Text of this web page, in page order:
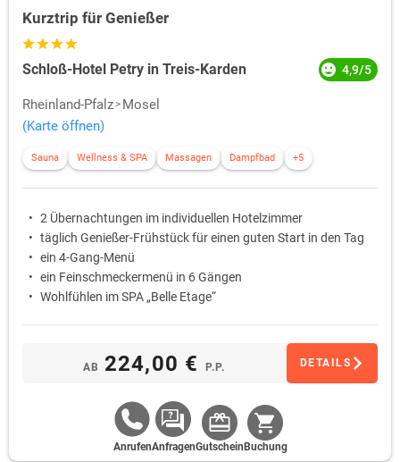
Kurztrip für Genießer
Schloß-Hotel Petry in Treis-Karden 4,9/5
Rheinland-Pfalz
Mosel
(Karte öffnen)
Sauna Wellness & SPA Massagen Dampfbad +5
2 Übernachtungen im individuellen Hotelzimmer
täglich Genießer-Frühstück für einen guten Start in den Tag
ein 4-Gang-Menü
ein Feinschmeckermenü in 6 Gängen
Wohlfühlen im SPA „Belle Etage“
AB 224,00 € P.P. DETAILS
AnrufenAnfragenGutschein Buchung